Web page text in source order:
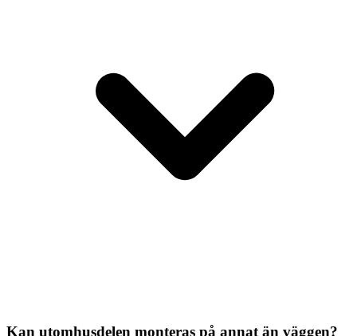
Kan utomhusdelen monteras på annat än väggen?